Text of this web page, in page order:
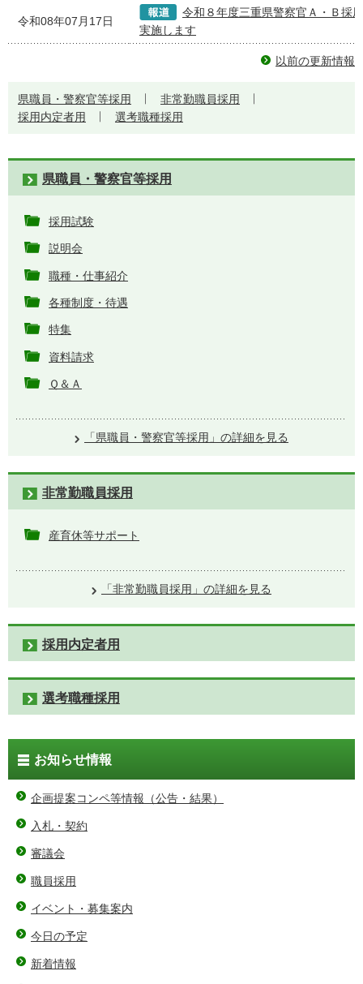
令和08年07月17日
令和８年度三重県警察官Ａ・Ｂ採
実施します
以前の更新情報
県職員・警察官等採用
非常勤職員採用
採用内定者用
選考職種採用
県職員・警察官等採用
採用試験
説明会
職種・仕事紹介
各種制度・待遇
特集
資料請求
Ｑ＆Ａ
「県職員・警察官等採用」の詳細を見る
非常勤職員採用
産育休等サポート
「非常勤職員採用」の詳細を見る
採用内定者用
選考職種採用
お知らせ情報
企画提案コンペ等情報（公告・結果）
入札・契約
審議会
職員採用
イベント・募集案内
今日の予定
新着情報